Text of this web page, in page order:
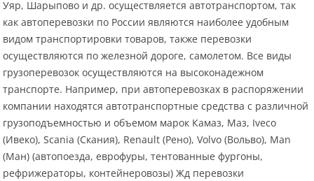
Уяр, Шарыпово и др. осуществляется автотранспортом, так
как автоперевозки по России являются наиболее удобным
видом транспортировки товаров, также перевозки
осуществляются по железной дороге, самолетом. Все виды
грузоперевозок осуществляются на высоконадежном
транспорте. Например, при автоперевозках в распоряжении
компании находятся автотранспортные средства с различной
грузоподъемностью и объемом марок Камаз, Маз, Iveco
(Ивеко), Scania (Скания), Renault (Рено), Volvo (Вольво), Man
(Ман) (автопоезда, еврофуры, тентованные фургоны,
рефрижераторы, контейнеровозы) Жд перевозки